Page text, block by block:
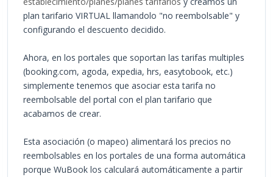
plan tarifario VIRTUAL llamandolo "no reembolsable" y
configurando el descuento decidido.
Ahora, en los portales que soportan las tarifas multiples
(booking.com, agoda, expedia, hrs, easytobook, etc.)
simplemente tenemos que asociar esta tarifa no
reembolsable del portal con el plan tarifario que
acabamos de crear.
Esta asociación (o mapeo) alimentará los precios no
reembolsables en los portales de una forma automática
porque WuBook los calculará automáticamente a partir